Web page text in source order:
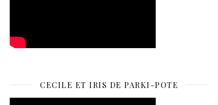
CECILE ET IRIS DE PARKI-POTE